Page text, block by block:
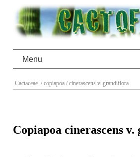
Menu
Cactaceae / copiapoa / cinerascens v. grandiflora
Copiapoa cinerascens